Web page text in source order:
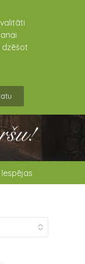
dzēšot
Iespējas